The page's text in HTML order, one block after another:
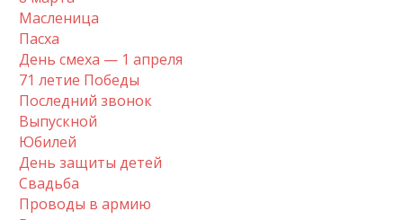
Масленица
Пасха
День смеха — 1 апреля
71 летие Победы
Последний звонок
Выпускной
Юбилей
День защиты детей
Свадьба
Проводы в армию